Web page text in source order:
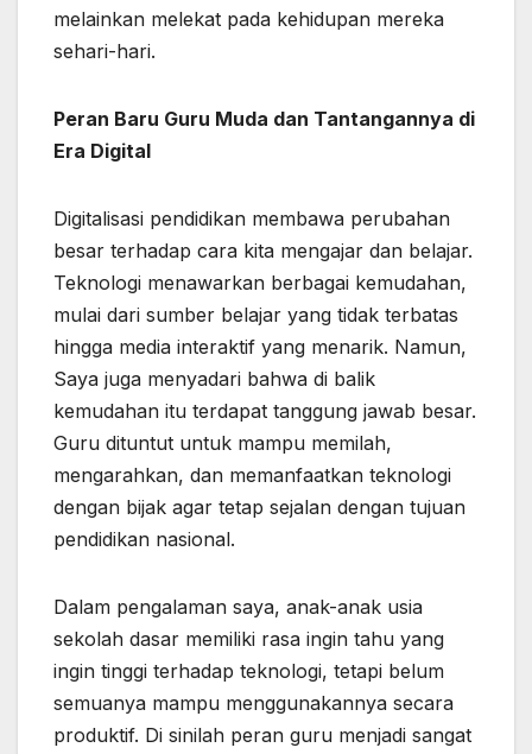
melainkan melekat pada kehidupan mereka
sehari-hari.
Peran Baru Guru Muda dan Tantangannya di
Era Digital
Digitalisasi pendidikan membawa perubahan
besar terhadap cara kita mengajar dan belajar.
Teknologi menawarkan berbagai kemudahan,
mulai dari sumber belajar yang tidak terbatas
hingga media interaktif yang menarik. Namun,
Saya juga menyadari bahwa di balik
kemudahan itu terdapat tanggung jawab besar.
Guru dituntut untuk mampu memilah,
mengarahkan, dan memanfaatkan teknologi
dengan bijak agar tetap sejalan dengan tujuan
pendidikan nasional.
Dalam pengalaman saya, anak-anak usia
sekolah dasar memiliki rasa ingin tahu yang
ingin tinggi terhadap teknologi, tetapi belum
semuanya mampu menggunakannya secara
produktif. Di sinilah peran guru menjadi sangat